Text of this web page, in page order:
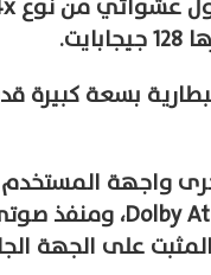
على الجهة